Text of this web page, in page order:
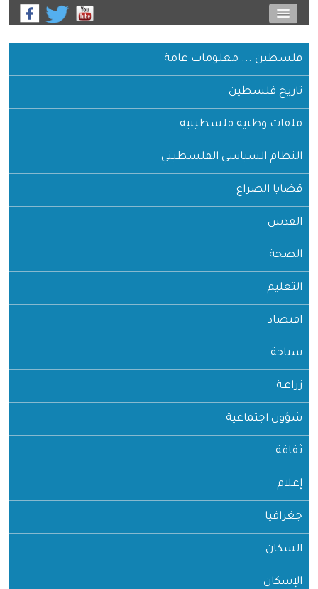
فلسطين ... معلومات عامة
تاريخ فلسطين
ملفات وطنية فلسطينية
النظام السياسي الفلسطيني
قضايا الصراع
القدس
الصحة
التعليم
اقتصاد
سياحة
زراعـة
شؤون اجتماعية
ثقافة
إعلام
جغرافيا
السكان
الإسكان